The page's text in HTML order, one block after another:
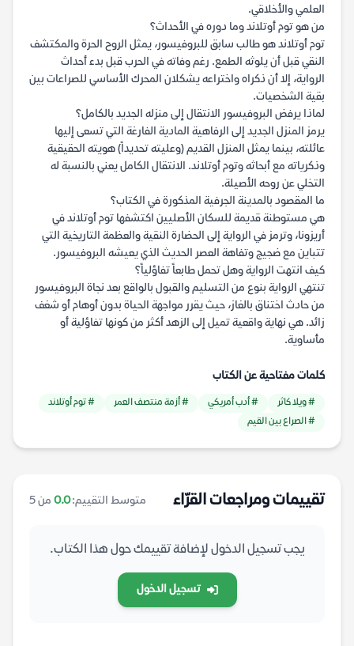
العلمي والأخلاقي.
من هو توم أوتلاند وما دوره في الأحداث؟
توم أوتلاند هو طالب سابق للبروفيسور، يمثل الروح الحرة والمكتشف
النقي قبل أن يلوثه الطمع. رغم وفاته في الحرب قبل بدء أحداث
الرواية، إلا أن ذكراه واختراعه يشكلان المحرك الأساسي للصراعات بين
بقية الشخصيات.
لماذا يرفض البروفيسور الانتقال إلى منزله الجديد بالكامل؟
يرمز المنزل الجديد إلى الرفاهية المادية الفارغة التي تسعى إليها
عائلته، بينما يمثل المنزل القديم (وعليته تحديداً) هويته الحقيقية
وذكرياته مع أبحاثه وتوم أوتلاند. الانتقال الكامل يعني بالنسبة له
التخلي عن روحه الأصيلة.
ما المقصود بالمدينة الجرفية المذكورة في الكتاب؟
هي مستوطنة قديمة للسكان الأصليين اكتشفها توم أوتلاند في
أريزونا، وترمز في الرواية إلى الحضارة النقية والعظمة التاريخية التي
تتباين مع ضجيج وتفاهة العصر الحديث الذي يعيشه البروفيسور.
كيف انتهت الرواية وهل تحمل طابعاً تفاؤلياً؟
تنتهي الرواية بنوع من التسليم والقبول بالواقع بعد نجاة البروفيسور
من حادث اختناق بالغاز، حيث يقرر مواجهة الحياة بدون أوهام أو شغف
زائد. هي نهاية واقعية تميل إلى الزهد أكثر من كونها تفاؤلية أو
مأساوية.
كلمات مفتاحية عن الكتاب
# ويلا كاثر # أدب أمريكي # أزمة منتصف العمر
# توم أوتلاند
# الصراع بين القيم
تقييمات ومراجعات القرّاء متوسط التقييم:0.0 من 5
يجب تسجيل الدخول لإضافة تقييمك حول هذا الكتاب.
تسجيل الدخول